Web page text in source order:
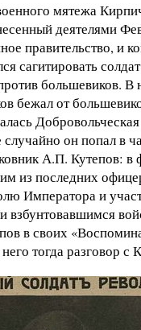
мятежа
деятелями
правительство, и
сагитировать
большевиков. В
бежал от
он попал в
А.П. Кутепов: в
из последних
Императора и
взбунтовавшимся
в своих
тогда разговор с